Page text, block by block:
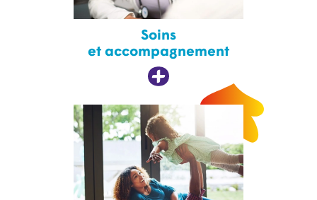
Soins
et accompagnement